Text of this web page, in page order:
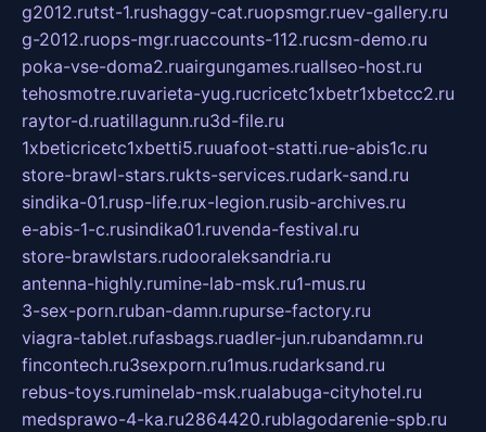
g2012.rutst-1.rushaggy-cat.ruopsmgr.ruev-gallery.ru
g-2012.ruops-mgr.ruaccounts-112.rucsm-demo.ru
poka-vse-doma2.ruairgungames.ruallseo-host.ru
tehosmotre.ruvarieta-yug.rucricetc1xbetr1xbetcc2.ru
raytor-d.ruatillagunn.ru3d-file.ru
1xbeticricetc1xbetti5.ruuafoot-statti.rue-abis1c.ru
store-brawl-stars.rukts-services.rudark-sand.ru
sindika-01.rusp-life.rux-legion.rusib-archives.ru
e-abis-1-c.rusindika01.ruvenda-festival.ru
store-brawlstars.rudooraleksandria.ru
antenna-highly.rumine-lab-msk.ru1-mus.ru
3-sex-porn.ruban-damn.rupurse-factory.ru
viagra-tablet.rufasbags.ruadler-jun.rubandamn.ru
fincontech.ru3sexporn.ru1mus.rudarksand.ru
rebus-toys.ruminelab-msk.rualabuga-cityhotel.ru
medsprawo-4-ka.ru2864420.rublagodarenie-spb.ru